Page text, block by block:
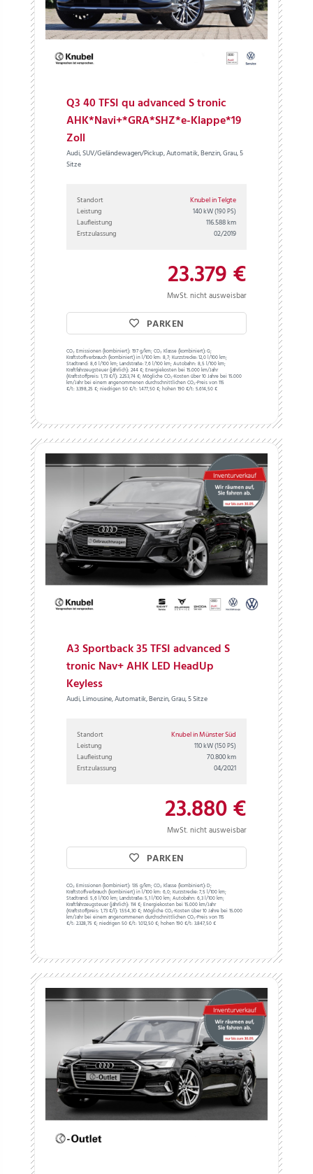
Q3 40 TFSI qu advanced S tronic
AHK*Navi+*GRA*SHZ*e-Klappe*19
Zoll
Audi, SUV/Geländewagen/Pickup, Automatik, Benzin, Grau, 5
Sitze
Standort
Knubel in Telgte
Leistung
140 kW(190 PS)
Laufleistung
116.588 km
Erstzulassung
02/2019
23.379 €
MwSt. nicht ausweisbar
PARKEN
CO₂ Emissionen (kombiniert): 197 g/km;CO₂ Klasse (kombiniert): G;
Kraftstoffverbrauch (kombiniert) in l/100 km: 8,7;Kurzstrecke: 12,0 l/100 km;
Stadtrand: 8,6 l/100 km;Landstraße: 7,6 l/100 km;Autobahn: 8,5 l/100 km;
Kraftfahrzeugsteuer (jährlich): 244 €;Energiekosten bei 15.000 km/Jahr
(Kraftstoffpreis: 1,73€/l): 2.253,74 €;Mögliche CO₂-Kosten über 10 Jahre bei 15.000
km/Jahr bei einem angenommenen durchschnittlichen CO₂-Preis von 115
€/t: 3.398,25 €; niedrigen 50 €/t: 1.477,50 €; hohen 190 €/t: 5.614,50 €
A3 Sportback 35 TFSI advanced S
tronic Nav+ AHK LED HeadUp
Keyless
Audi, Limousine, Automatik, Benzin, Grau, 5 Sitze
Standort
Knubel in Münster Süd
Leistung
110 kW(150 PS)
Laufleistung
70.800 km
Erstzulassung
04/2021
23.880 €
MwSt. nicht ausweisbar
PARKEN
CO₂ Emissionen (kombiniert): 135 g/km;CO₂ Klasse (kombiniert): D;
Kraftstoffverbrauch (kombiniert) in l/100 km: 6,0;Kurzstrecke: 7,5 l/100 km;
Stadtrand: 5,6 l/100 km;Landstraße: 5,1 l/100 km;Autobahn: 6,3 l/100 km;
Kraftfahrzeugsteuer (jährlich): 114 €;Energiekosten bei 15.000 km/Jahr
(Kraftstoffpreis: 1,73€/l): 1.554,30 €;Mögliche CO₂-Kosten über 10 Jahre bei 15.000
km/Jahr bei einem angenommenen durchschnittlichen CO₂-Preis von 115
€/t: 2.328,75 €; niedrigen 50 €/t: 1.012,50 €; hohen 190 €/t: 3.847,50 €